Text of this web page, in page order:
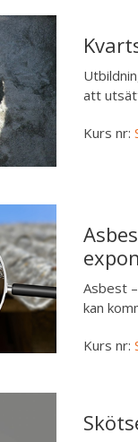
att
Kurs nr:
Asbest
kan
Kurs nr: